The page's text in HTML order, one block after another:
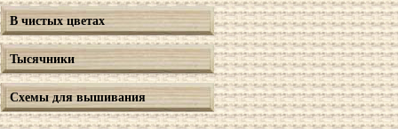
В чистых цветах
Тысячники
Схемы для вышивания